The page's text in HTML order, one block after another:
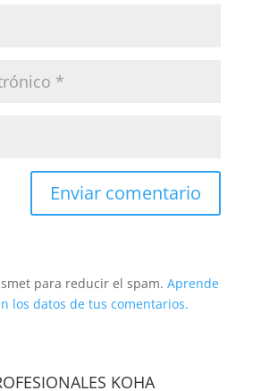
para reducir el spam. Aprende
los datos de tus comentarios.
KOHA